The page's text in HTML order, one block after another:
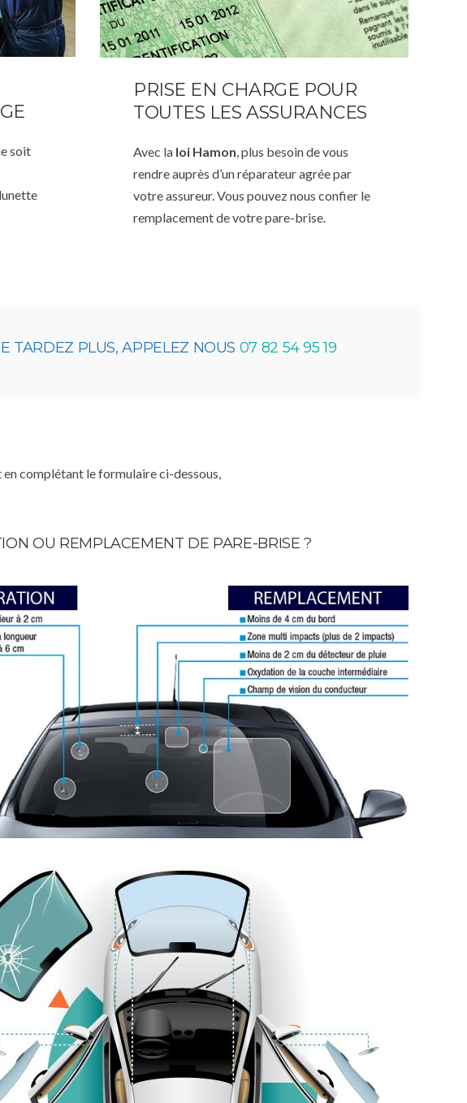
soit
PRISE EN CHARGE POUR
TOUTES LES ASSURANCES
Avec la loi Hamon, plus besoin de vous
rendre auprès d’un réparateur agrée par
votre assureur. Vous pouvez nous confier le
remplacement de votre pare-brise.
TARDEZ PLUS, APPELEZ NOUS 07 82 54 95 19
complétant le formulaire ci-dessous,
OU REMPLACEMENT DE PARE-BRISE ?